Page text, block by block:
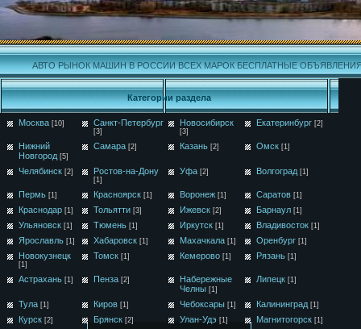
АВТО РЫНОК МАШИН В РОССИИ ВСЕХ МАРОК БЕСПЛАТНЫЕ
Категории раздела
Москва [10] Санкт-Петербург
[3]
Новосибирск
[3]
Екатеринбург [2]
Нижний
Новгород [5]
Самара [2] Казань [2] Омск [1]
Челябинск [2] Ростов-на-Дону
[1]
Уфа [2] Волгоград [1]
Пермь [1] Красноярск [1] Воронеж [1] Саратов [1]
Краснодар [1] Тольятти [3] Ижевск [2] Барнаул [1]
Ульяновск [1] Тюмень [1] Иркутск [1] Владивосток [1]
Ярославль [1] Хабаровск [1] Махачкала [1] Оренбург [1]
Новокузнецк
[1]
Томск [1] Кемерово [1] Рязань [1]
Астрахань [1] Пенза [2]
Набережные
Челны [1]
Липецк [1]
Тула [1] Киров [1] Чебоксары [1] Калининград [1]
Курск [2] Брянск [2] Улан-Удэ [1] Магнитогорск [1]